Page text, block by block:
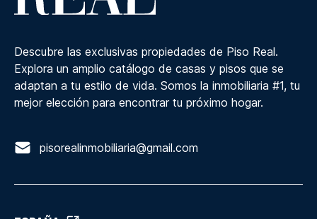
Descubre las exclusivas propiedades de Piso Real.
Explora un amplio catálogo de casas y pisos que se
adaptan a tu estilo de vida. Somos la inmobiliaria #1, tu
mejor elección para encontrar tu próximo hogar.
pisorealinmobiliaria@gmail.com